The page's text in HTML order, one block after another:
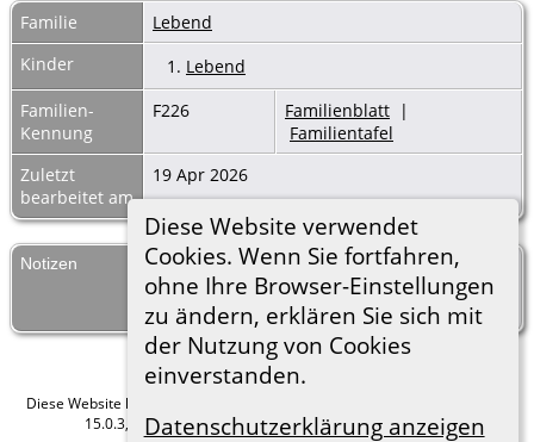
Diese Website verwendet
Cookies. Wenn Sie fortfahren,
ohne Ihre Browser-Einstellungen
zu ändern, erklären Sie sich mit
der Nutzung von Cookies
einverstanden.
Datenschutzerklärung anzeigen
Familie
Lebend
Kinder
1. Lebend
Familien-
Kennung
F226 Familienblatt |
Familientafel
Zuletzt
bearbeitet am
19 Apr 2026
Notizen
Mit dieser Bemerkung ist mindestens eine
lebende Person verknüpft - Details werden
aus Datenschutzgründen nicht angezeigt.
Diese Website läuft mit
15.0.3, programmiert von Darrin Lythgoe © 2001-2026.